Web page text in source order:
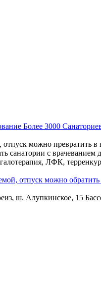
Более 3000
можно превратить
санатории с
ЛФК,
отпуск можно
ш. Алупкинское, 15